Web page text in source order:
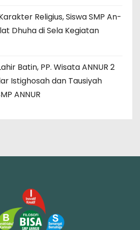
Religius, Siswa SMP An-
Dhuha di Sela Kegiatan
Batin, PP. Wisata ANNUR 2
Istighosah dan Tausiyah
ANNUR